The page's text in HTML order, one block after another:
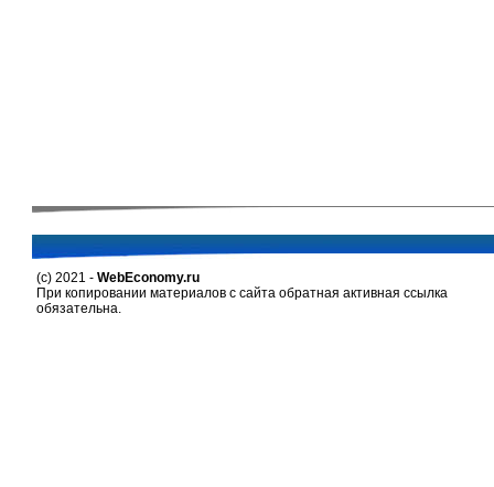
(c) 2021 - WebEconomy.ru
При копировании материалов с сайта обратная активная ссылка
обязательна.